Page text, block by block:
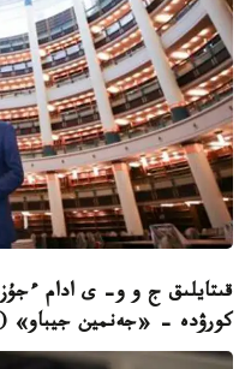
قىتايلىق ج و و- ى ادام
كورۋدە - «جەنمين جيباو» (People Daily)